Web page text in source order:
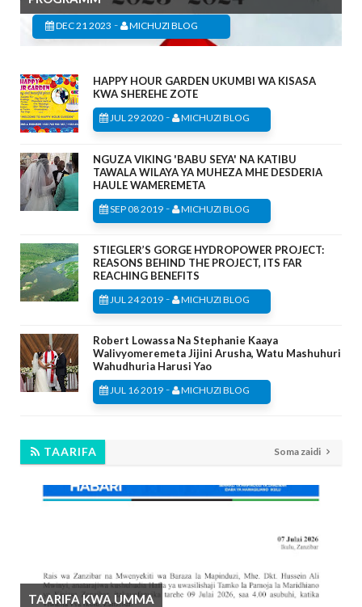
DEC 21 2023 - MICHUZI BLOG
HAPPY HOUR GARDEN UKUMBI WA KISASA
KWA SHEREHE ZOTE
JUL 29 2020 - MICHUZI BLOG
NGUZA VIKING 'BABU SEYA' NA KATIBU
TAWALA WILAYA YA MUHEZA MHE DESDERIA
HAULE WAMEREMETA
SEP 08 2019 - MICHUZI BLOG
STIEGLER’S GORGE HYDROPOWER PROJECT:
REASONS BEHIND THE PROJECT, ITS FAR
REACHING BENEFITS
JUL 24 2019 - MICHUZI BLOG
Robert Lowassa Na Stephanie Kaaya
Walivyomeremeta Jijini Arusha, Watu Mashuhuri
Wahudhuria Harusi Yao
JUL 16 2019 - MICHUZI BLOG
TAARIFA Soma zaidi
TAARIFA KWA UMMA